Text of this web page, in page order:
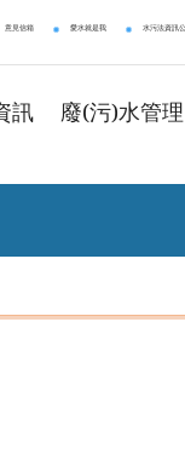
意見信箱 愛水就是我 水污法資訊
訊 廢(污)水管理